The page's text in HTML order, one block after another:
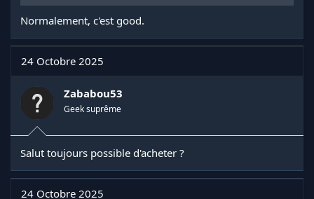
Normalement, c'est good.
24 Octobre 2025
Zababou53
Geek suprême
Salut toujours possible d'acheter ?
24 Octobre 2025